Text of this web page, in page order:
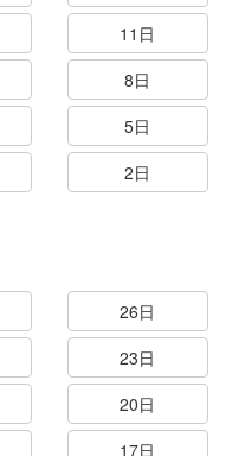
11日
8日
5日
2日
26日
23日
20日
17日